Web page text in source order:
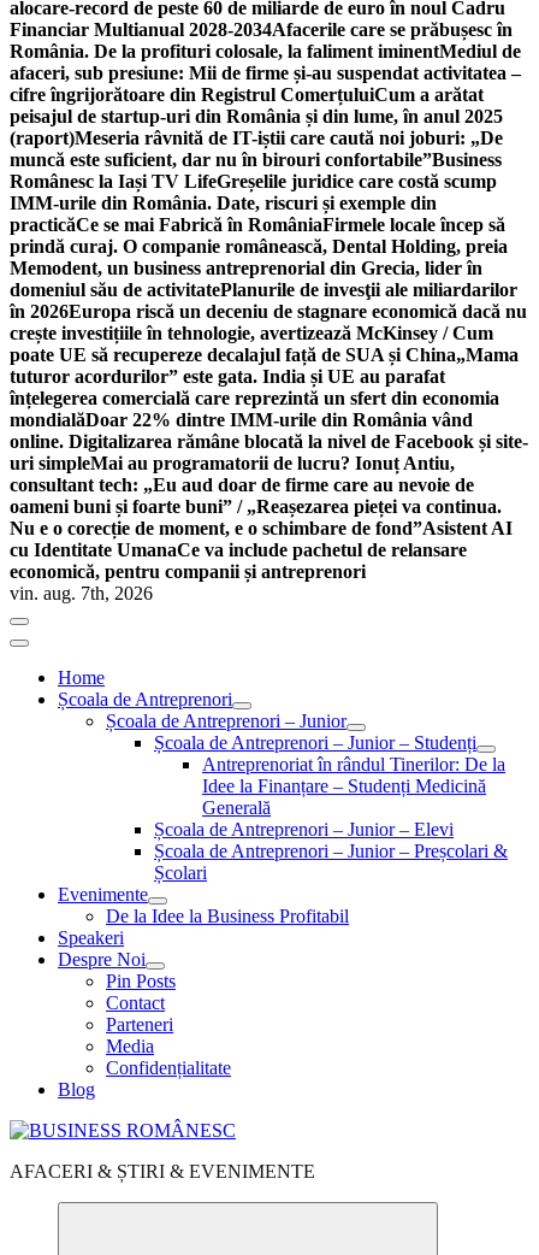
alocare-record de peste 60 de miliarde de euro în noul Cadru
Financiar Multianual 2028-2034Afacerile care se prăbușesc în
România. De la profituri colosale, la faliment iminentMediul de
afaceri, sub presiune: Mii de firme și-au suspendat activitatea –
cifre îngrijorătoare din Registrul ComerțuluiCum a arătat
peisajul de startup-uri din România și din lume, în anul 2025
(raport)Meseria râvnită de IT-iștii care caută noi joburi: „De
muncă este suficient, dar nu în birouri confortabile”Business
Românesc la Iași TV LifeGreșelile juridice care costă scump
IMM-urile din România. Date, riscuri și exemple din
practicăCe se mai Fabrică în RomâniaFirmele locale încep să
prindă curaj. O companie românească, Dental Holding, preia
Memodent, un business antreprenorial din Grecia, lider în
domeniul său de activitatePlanurile de invesţii ale miliardarilor
în 2026Europa riscă un deceniu de stagnare economică dacă nu
crește investițiile în tehnologie, avertizează McKinsey / Cum
poate UE să recupereze decalajul față de SUA și China„Mama
tuturor acordurilor” este gata. India și UE au parafat
înțelegerea comercială care reprezintă un sfert din economia
mondialăDoar 22% dintre IMM-urile din România vând
online. Digitalizarea rămâne blocată la nivel de Facebook și site-
uri simpleMai au programatorii de lucru? Ionuț Antiu,
consultant tech: „Eu aud doar de firme care au nevoie de
oameni buni și foarte buni” / „Reașezarea pieței va continua.
Nu e o corecție de moment, e o schimbare de fond”Asistent AI
cu Identitate UmanaCe va include pachetul de relansare
economică, pentru companii și antreprenori
vin. aug. 7th, 2026
Home
Școala de Antreprenori
Școala de Antreprenori – Junior
Școala de Antreprenori – Junior – Studenți
Antreprenoriat în rândul Tinerilor: De la
Idee la Finanțare – Studenți Medicină
Generală
Școala de Antreprenori – Junior – Elevi
Școala de Antreprenori – Junior – Preșcolari &
Școlari
Evenimente
De la Idee la Business Profitabil
Speakeri
Despre Noi
Pin Posts
Contact
Parteneri
Media
Confidențialitate
Blog
AFACERI & ȘTIRI & EVENIMENTE